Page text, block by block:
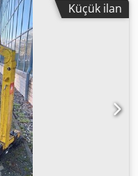
Küçük ilan